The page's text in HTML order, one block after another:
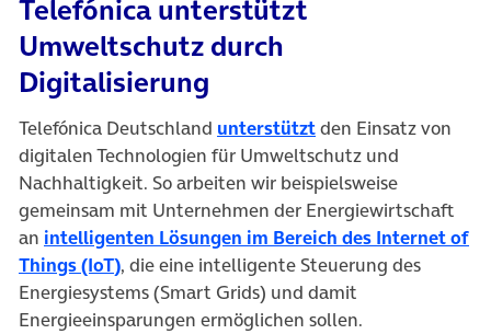
Telefónica unterstützt
Umweltschutz durch
Digitalisierung
Telefónica Deutschland unterstützt(öffnet in neuem
den Einsatz von
digitalen Technologien für Umweltschutz und
Nachhaltigkeit. So arbeiten wir beispielsweise
gemeinsam mit Unternehmen der Energiewirtschaft
an intelligenten Lösungen im Bereich des Internet of
Things(IoT), die eine intelligente Steuerung des
Energiesystems (Smart Grids) und damit
Energieeinsparungen ermöglichen sollen.